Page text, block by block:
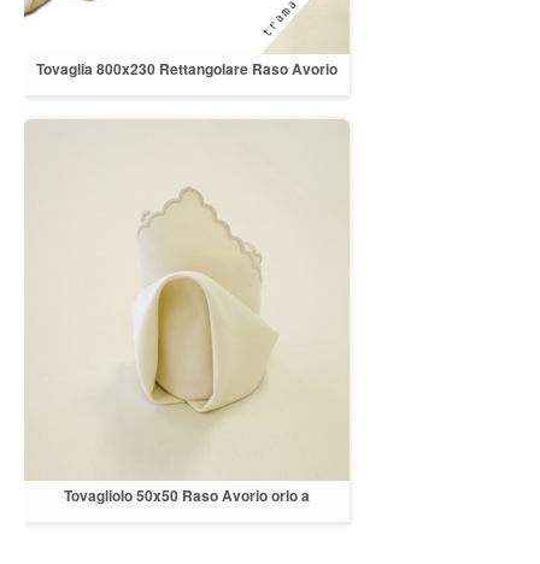
Tovaglia 800x230 Rettangolare Raso Avorio
Tovagliolo 50x50 Raso Avorio orlo a